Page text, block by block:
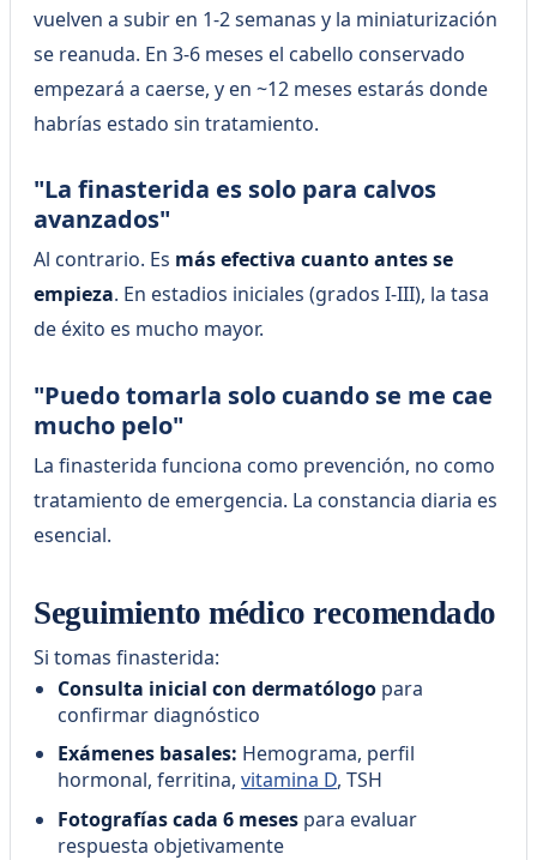
vuelven a subir en 1-2 semanas y la miniaturización
se reanuda. En 3-6 meses el cabello conservado
empezará a caerse, y en ~12 meses estarás donde
habrías estado sin tratamiento.
"La finasterida es solo para calvos
avanzados"
Al contrario. Es más efectiva cuanto antes se
empieza. En estadios iniciales (grados I-III), la tasa
de éxito es mucho mayor.
"Puedo tomarla solo cuando se me cae
mucho pelo"
La finasterida funciona como prevención, no como
tratamiento de emergencia. La constancia diaria es
esencial.
Seguimiento médico recomendado
Si tomas finasterida:
Consulta inicial con dermatólogo para
confirmar diagnóstico
Exámenes basales: Hemograma, perfil
hormonal, ferritina,vitamina D, TSH
Fotografías cada 6 meses para evaluar
respuesta objetivamente